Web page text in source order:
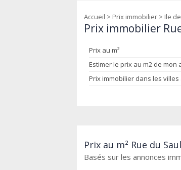
Accueil > Prix immobilier > Ile
Prix immobilier
Prix au m²
Estimer le prix au m2 de
Prix immobilier dans les
Prix au m² Rue du
Basés sur les annonces